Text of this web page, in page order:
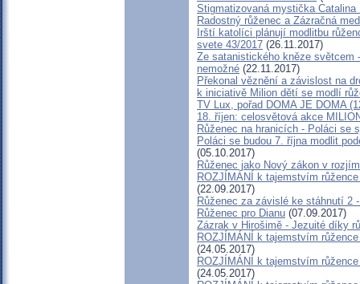
Stigmatizovaná mystička
Radostný růženec a Zázračná
Irští katolíci plánují modlitbu
svete 43/2017 (26.11.2017)
Ze satanistického kněze světcem
nemožné (22.11.2017)
Překonal věznění a závislost na
k iniciativě Milion dětí se modlí
TV Lux, pořad DOMA JE DOMA
18. říjen: celosvětová akce
Růženec na hranicích - Poláci se
Poláci se budou 7. října modlit
(05.10.2017)
Růženec jako Nový zákon v
ROZJÍMÁNÍ k tajemstvím
(22.09.2017)
Růženec za závislé ke stáhnutí 2
Růženec pro Dianu (07.09.2017)
Zázrak v Hirošimě - Jezuité díky
ROZJÍMÁNÍ k tajemstvím
(24.05.2017)
ROZJÍMÁNÍ k tajemstvím
(24.05.2017)